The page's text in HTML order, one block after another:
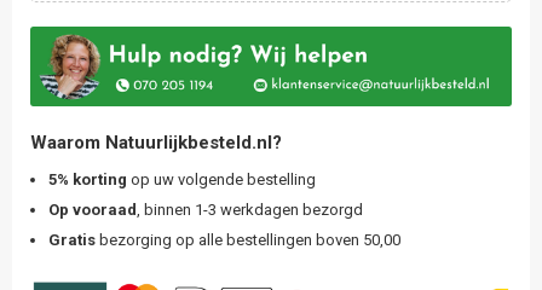
Waarom Natuurlijkbesteld.nl?
5% korting op uw volgende bestelling
Op vooraad
, binnen 1-3 werkdagen bezorgd
Gratis bezorging op alle bestellingen boven 50,00